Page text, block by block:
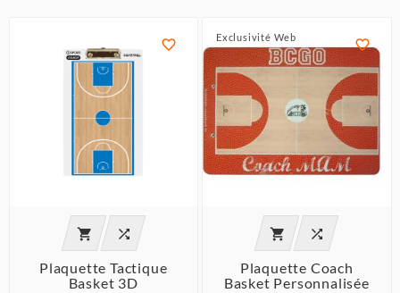

 
Plaquette Tactique
Basket 3D
Exclusivité Web 
 
Plaquette Coach
Basket Personnalisée